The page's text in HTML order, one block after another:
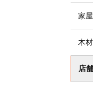
家
木
店